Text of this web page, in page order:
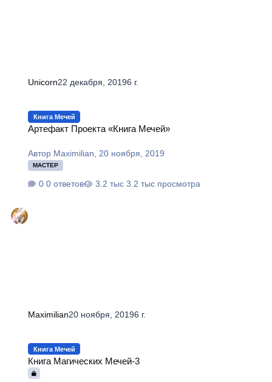
Unicorn22 декабря, 20196 г.
Книга Мечей
Артефакт Проекта «Книга Мечей»
Автор Maximilian 20 ноября, 2019
МАСТЕР
0 ответов 3.2 тыс просмотра
Maximilian20 ноября, 20196 г.
Книга Мечей
Книга Магических Мечей-3